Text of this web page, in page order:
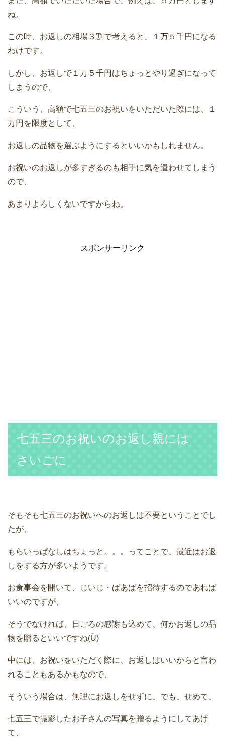
ね。
この時、お返しの相場３割で考えると、１万５千円になる
わけです。
しかし、お返しで１万５千円はちょっとやり過ぎになって
しまうので、
こういう、高額で七五三のお祝いをいただいた際には、１
万円を限度として、
お返しの品物を選ぶようにするといいかもしれません。
お祝いのお返しが多すぎるのも相手に気を遣わせてしまう
ので、
あまりよろしくないですからね。
スポンサーリンク
七五三のお祝いのお返し親には
さいごに
そもそも七五三のお祝いへのお返しは不要ということでし
たが、
もらいっぱなしはちょっと。。。ってことで、最近はお返
しをする方が多いようです。
お食事会を開いて、じいじ・ばあばを招待するのであれば
いいのですが、
そうでなければ、日ごろの感謝も込めて、何かお返しの品
物を贈るといいですね(Ü)
中には、お祝いをいただく際に、お返しはいいからと言わ
れることもあるかもなので、
そういう場合は、無理にお返しをせずに、でも、せめて、
七五三で撮影したお子さんの写真を贈るようにしてあげ
て、